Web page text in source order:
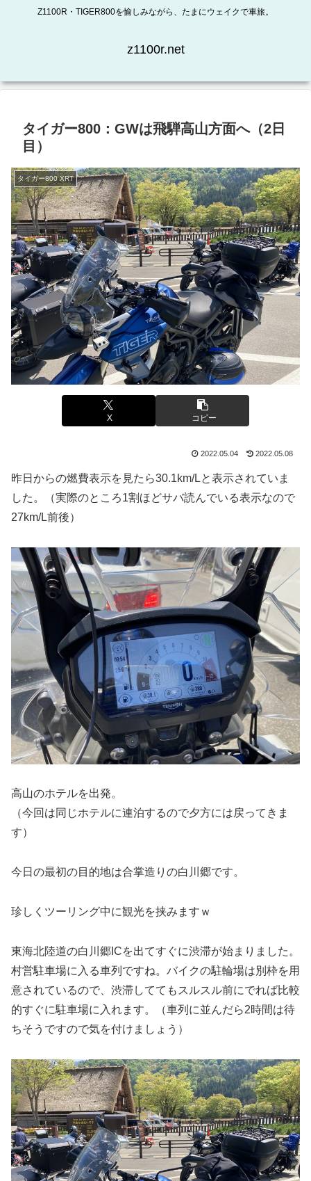
Z1100R・TIGER800を愉しみながら、たまにウェイクで車旅。
z1100r.net
タイガー800：GWは飛騨高山方面へ（2日
目）
タイガー800 XRT
X コピー
2022.05.04 2022.05.08
昨日からの燃費表示を見たら30.1km/Lと表示されていま
した。（実際のところ1割ほどサバ読んでいる表示なので
27km/L前後）
高山のホテルを出発。
（今回は同じホテルに連泊するので夕方には戻ってきま
す）
今日の最初の目的地は合掌造りの白川郷です。
珍しくツーリング中に観光を挟みますｗ
東海北陸道の白川郷ICを出てすぐに渋滞が始まりました。
村営駐車場に入る車列ですね。バイクの駐輪場は別枠を用
意されているので、渋滞しててもスルスル前にでれば比較
的すぐに駐車場に入れます。（車列に並んだら2時間は待
ちそうですので気を付けましょう）